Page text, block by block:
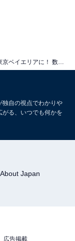
独自の視点でわかりや
る、いつでも何かを
Japan
広告掲載